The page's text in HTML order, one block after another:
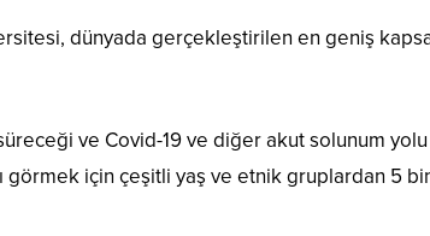
dünyada gerçekleştirilen en geniş
süreceği ve Covid-19 ve diğer akut solunum yolu
görmek için çeşitli yaş ve etnik gruplardan 5